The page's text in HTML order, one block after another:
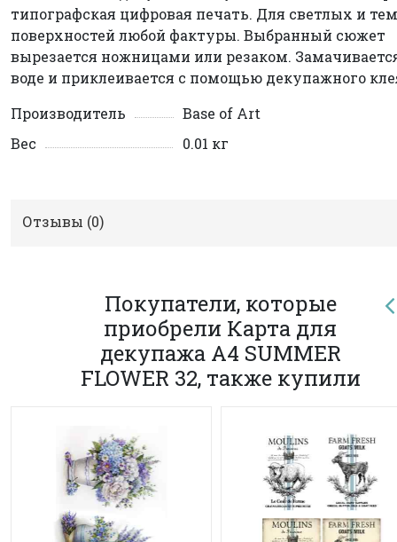
типографская цифровая печать. Для светлых и
поверхностей любой фактуры. Выбранный сюжет
вырезается ножницами или резаком.
воде и приклеивается с помощью декупажного
Производитель
Base of Art
Вес
0.01 кг
Отзывы (0)
Покупатели, которые
приобрели Карта для
декупажа А4 SUMMER
FLOWER 32, также купили